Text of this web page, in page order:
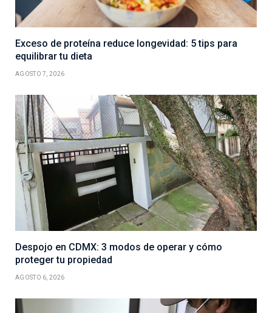
Exceso de proteína reduce longevidad: 5 tips para
equilibrar tu dieta
AGOSTO 7, 2026
Despojo en CDMX: 3 modos de operar y cómo
proteger tu propiedad
AGOSTO 6, 2026